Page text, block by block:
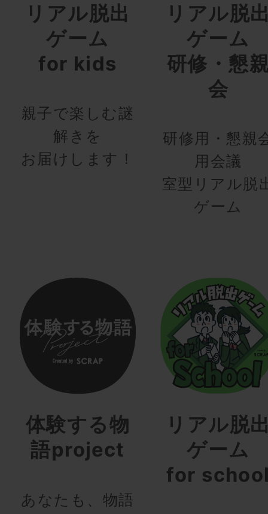
リアル脱出
ゲーム
for kids
親子で楽しむ謎
解きを
お届けします！
リアル脱
ゲーム
研修・懇
会
研修用・懇親
用会議
室型リアル脱
ゲーム
体験する物
語project
あなたも、物語
リアル脱
ゲーム
for